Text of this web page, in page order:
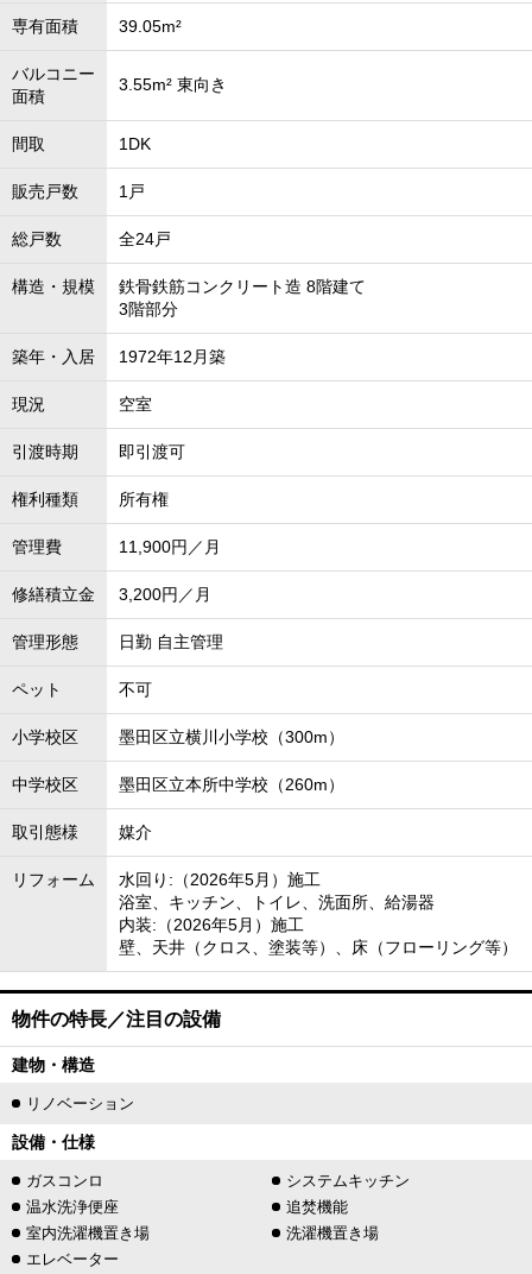
専有面積 39.05m²
バルコニー
面積
3.55m² 東向き
間取 1DK
販売戸数 1戸
総戸数 全24戸
構造・規模
鉄骨鉄筋コンクリート造 8階建て
3階部分
築年・入居 1972年12月築
現況 空室
引渡時期 即引渡可
権利種類 所有権
管理費 11,900円／月
修繕積立金 3,200円／月
管理形態 日勤 自主管理
ペット 不可
小学校区 墨田区立横川小学校（300m）
中学校区 墨田区立本所中学校（260m）
取引態様 媒介
リフォーム
水回り:（2026年5月）施工
浴室、キッチン、トイレ、洗面所、給湯器
内装:（2026年5月）施工
壁、天井（クロス、塗装等）、床（フローリング等）
物件の特長／注目の設備
建物・構造
リノベーション
設備・仕様
ガスコンロ
システムキッチン
温水洗浄便座
追焚機能
室内洗濯機置き場
洗濯機置き場
エレベーター